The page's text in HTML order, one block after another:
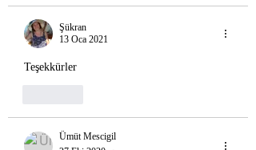
Şükran
13 Oca 2021
Teşekkürler
Ümüt Mescigil